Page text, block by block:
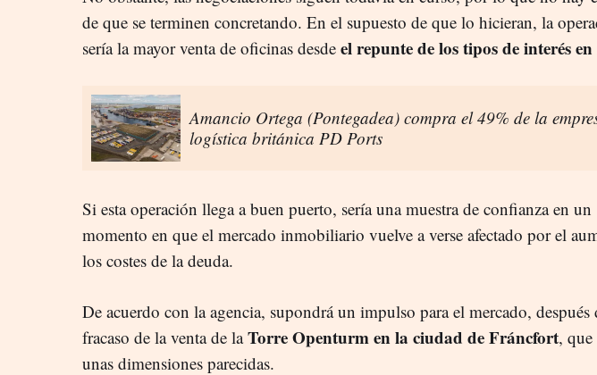
de que se terminen concretando. En el supuesto de que lo hicieran, la
sería la mayor venta de oficinas desde el repunte de los tipos de interés
Amancio Ortega (Pontegadea) compra el 49% de la
logística británica PD Ports
Si esta operación llega a buen puerto, sería una muestra de confianza en un
momento en que el mercado inmobiliario vuelve a verse afectado por el
los costes de la deuda.
De acuerdo con la agencia, supondrá un impulso para el mercado, después
fracaso de la venta de laTorre Openturm en la ciudad de Fráncfort,
unas dimensiones parecidas.